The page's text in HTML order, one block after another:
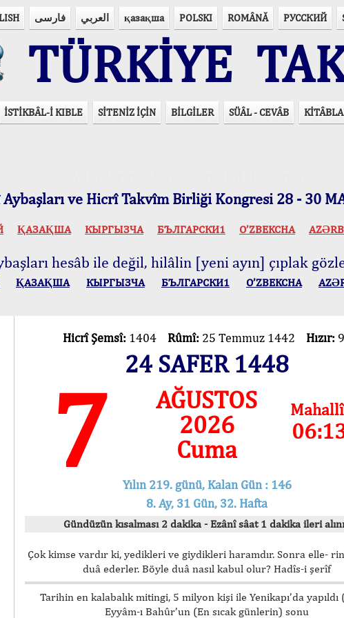
فارسی العربي қазақша POLSKI ROMÂNĂ РУССКИЙ
TÜRKİYE
İSTİKBÂL-İ KIBLE SİTENİZ İÇİN BİLGİLER SÜÂL - CEVÂB
ve Hicrî Takvîm Birliği Kongresi 28 - 30
ҚАЗАҚША КЫPГЫЗЧA БЪЛГАРСКИ1 O’ZBEKCHA
hesâb ile değil, hilâlin [yeni ayın] çıplak
ҚАЗАҚША КЫPГЫЗЧA БЪЛГАРСКИ1 O’ZBEKCHA
Hicrî Şemsî: 1404 Rûmî: 25 Temmuz 1442 Hızır:
24 SAFER 1448
7
AĞUSTOS
2026
Cuma
Yılın 219. günü, Kalan Gün : 146
8. Ay, 31 Gün, 32. Hafta
Gündüzün kısalması 2 dakika - Ezânî sâat 1 dakika ileri
Çok kimse vardır ki, yedikleri ve giydikleri haramdır. Sonra elle-
duâ ederler. Böyle duâ nasıl kabul olur? Hadîs-i şerîf
Tarihin en kalabalık mitingi, 5 milyon kişi ile Yenikapı’da yapıldı
Eyyâm-ı Bahûr’un (En sıcak günlerin) sonu